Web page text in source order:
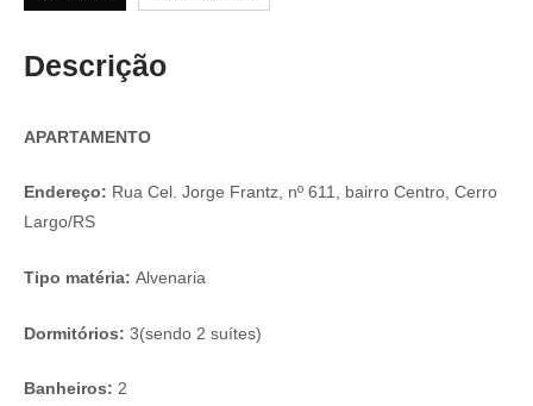
Descrição
APARTAMENTO
Endereço: Rua Cel. Jorge Frantz, nº 611, bairro Centro, Cerro
Largo/RS
Tipo matéria: Alvenaria
Dormitórios: 3(sendo 2 suítes)
Banheiros: 2